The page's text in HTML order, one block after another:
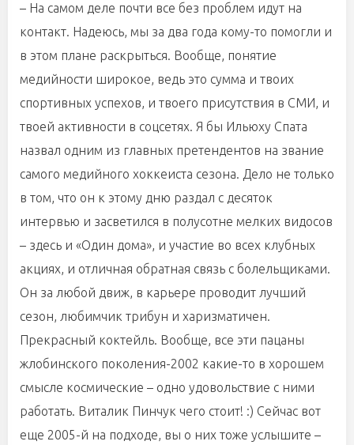
– На самом деле почти все без проблем идут на
контакт. Надеюсь, мы за два года кому-то помогли и
в этом плане раскрыться. Вообще, понятие
медийности широкое, ведь это сумма и твоих
спортивных успехов, и твоего присутствия в СМИ, и
твоей активности в соцсетях. Я бы Ильюху Спата
назвал одним из главных претендентов на звание
самого медийного хоккеиста сезона. Дело не только
в том, что он к этому дню раздал с десяток
интервью и засветился в полусотне мелких видосов
– здесь и «Один дома», и участие во всех клубных
акциях, и отличная обратная связь с болельщиками.
Он за любой движ, в карьере проводит лучший
сезон, любимчик трибун и харизматичен.
Прекрасный коктейль. Вообще, все эти пацаны
жлобинского поколения-2002 какие-то в хорошем
смысле космические – одно удовольствие с ними
работать. Виталик Пинчук чего стоит! :) Сейчас вот
еще 2005-й на подходе, вы о них тоже услышите –